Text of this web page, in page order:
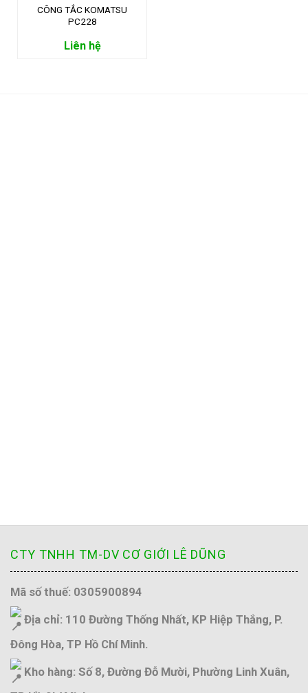
CÔNG TẮC KOMATSU
PC228
Liên hệ
CTY TNHH TM-DV CƠ GIỚI LÊ DŨNG
Mã số thuế: 0305900894
Địa chỉ: 110 Đường Thống Nhất, KP Hiệp Thắng, P.
Đông Hòa, TP Hồ Chí Minh.
Kho hàng: Số 8, Đường Đỗ Mười, Phường Linh Xuân,